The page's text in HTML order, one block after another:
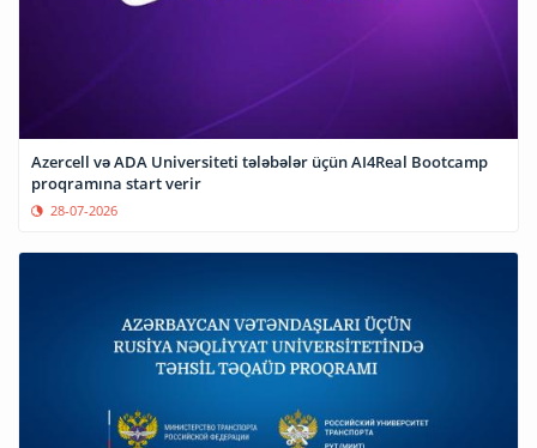
Azercell və ADA Universiteti tələbələr üçün AI4Real Bootcamp
proqramına start verir
28-07-2026